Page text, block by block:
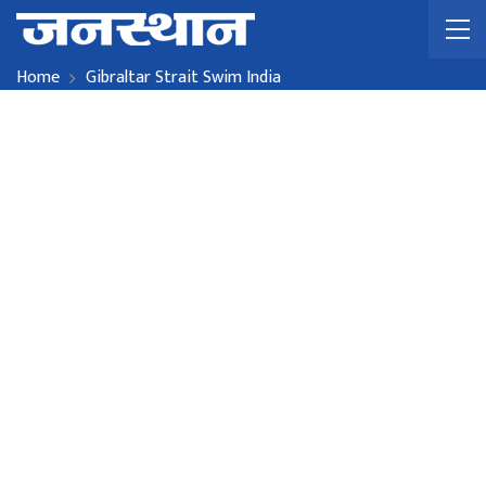
Home Gibraltar Strait Swim India